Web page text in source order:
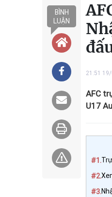
BÌNH
LUẬN
21:51
AFC
U17
#1.
#2.
#3.